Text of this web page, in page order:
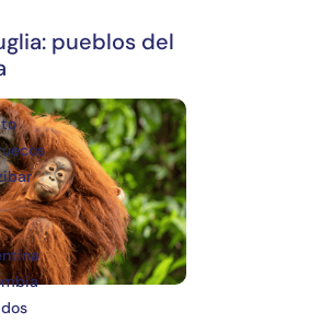
pueblos del